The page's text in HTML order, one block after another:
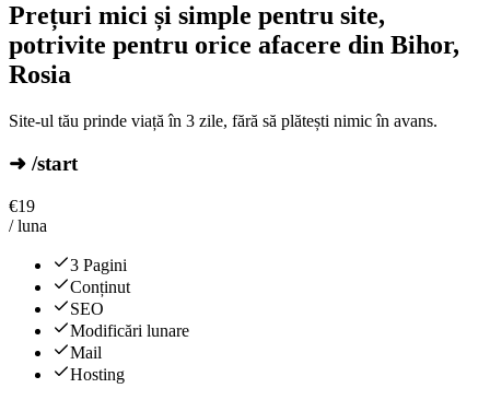
Prețuri mici și simple pentru site,
potrivite pentru orice afacere din Bihor,
Rosia
Site-ul tău prinde viață în 3 zile, fără să plătești nimic în avans.
➜ /start
€19
/ luna
3 Pagini
Conținut
SEO
Modificări lunare
Mail
Hosting